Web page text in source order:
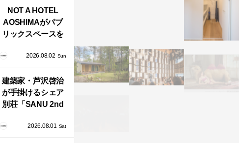
感の正体
NOT A HOTEL
AOSHIMAがパブ
リックスペースを
「CHILL2.0」
業！
2026.08.02 Sun
建築家・芦沢啓治
が手掛けるシェア
別荘「SANU 2nd
Owners」、新拠点
2026.08.01 Sat